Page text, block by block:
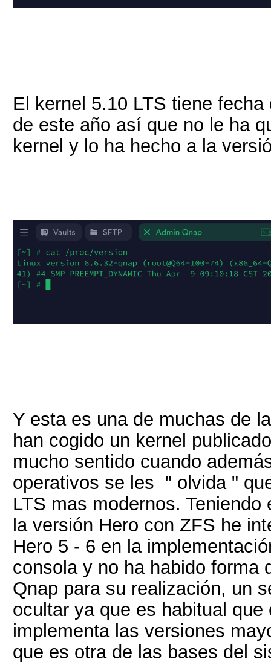
El kernel 5.10 LTS tiene
de este año así que no le ha
kernel y lo ha hecho a la
Y esta es una de muchas de
han cogido un kernel
mucho sentido cuando
operativos se les " olvida "
LTS mas modernos.
la versión Hero con ZFS he
Hero 5 - 6 en la
consola y no ha habido forma
Qnap para su realización, un
ocultar ya que es habitual
implementa las versiones
que es otra de las bases del